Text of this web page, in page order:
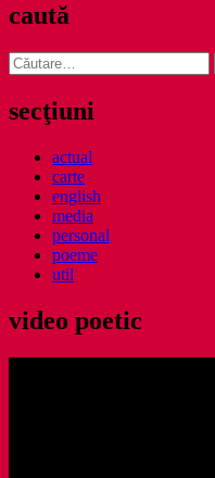
caută
Caută
după:
secţiuni
actual
carte
english
media
personal
poeme
util
video poetic